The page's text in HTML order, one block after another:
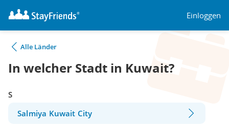
Einloggen
Alle Länder
In welcher Stadt in Kuwait?
S
Salmiya Kuwait City